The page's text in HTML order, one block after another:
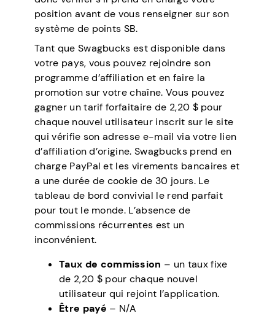
position avant de vous renseigner sur son
système de points SB.
Tant que Swagbucks est disponible dans
votre pays, vous pouvez rejoindre son
programme d’affiliation et en faire la
promotion sur votre chaîne. Vous pouvez
gagner un tarif forfaitaire de 2,20 $ pour
chaque nouvel utilisateur inscrit sur le site
qui vérifie son adresse e-mail via votre lien
d’affiliation d’origine. Swagbucks prend en
charge PayPal et les virements bancaires et
a une durée de cookie de 30 jours. Le
tableau de bord convivial le rend parfait
pour tout le monde. L’absence de
commissions récurrentes est un
inconvénient.
Taux de commission – un taux fixe
de 2,20 $ pour chaque nouvel
utilisateur qui rejoint l’application.
Être payé – N/A